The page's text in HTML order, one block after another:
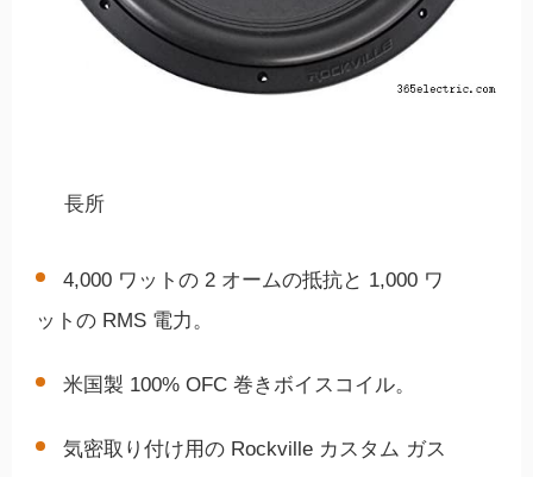
長所
4,000 ワットの 2 オームの抵抗と 1,000 ワ
ットの RMS 電力。
米国製 100% OFC 巻きボイスコイル。
気密取り付け用の Rockville カスタム ガス